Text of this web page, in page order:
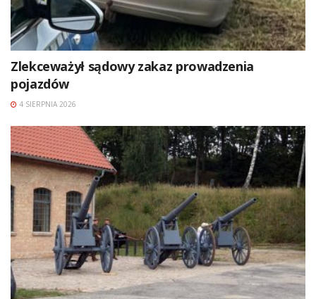
Zlekceważył sądowy zakaz prowadzenia
pojazdów
4 SIERPNIA 2026